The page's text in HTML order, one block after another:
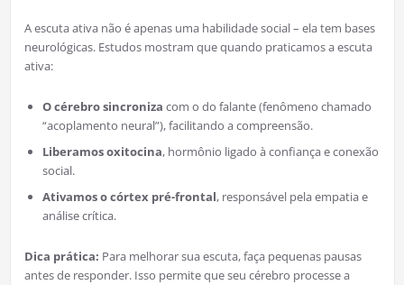
A escuta ativa não é apenas uma habilidade social – ela tem bases
neurológicas. Estudos mostram que quando praticamos a escuta
ativa:
O cérebro sincroniza com o do falante (fenômeno chamado
“acoplamento neural”), facilitando a compreensão.
Liberamos oxitocina, hormônio ligado à confiança e conexão
social.
Ativamos o córtex pré-frontal, responsável pela empatia e
análise crítica.
Dica prática: Para melhorar sua escuta, faça pequenas pausas
antes de responder. Isso permite que seu cérebro processe a